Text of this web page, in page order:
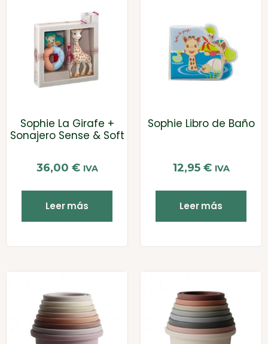
Sophie La Girafe +
Sonajero Sense & Soft
36,00 € IVA
Leer más
Sophie Libro de Baño
12,95 € IVA
Leer más